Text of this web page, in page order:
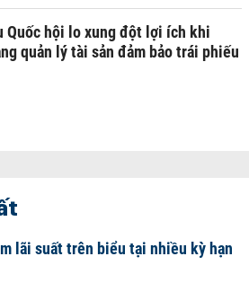
Quốc hội lo xung đột lợi ích khi
quản lý tài sản đảm bảo trái phiếu
lãi suất trên biểu tại nhiều kỳ hạn